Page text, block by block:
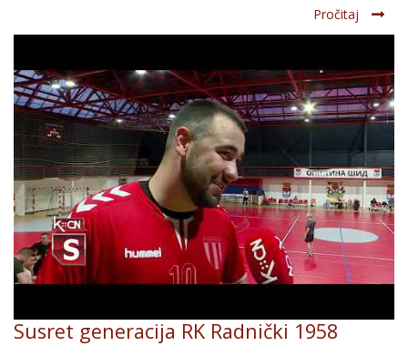
Pročitaj
Susret generacija RK Radnički 1958